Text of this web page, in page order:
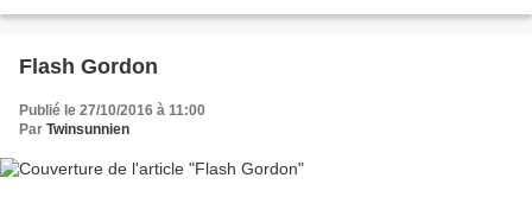
Flash Gordon
Publié le 27/10/2016 à 11:00
Par Twinsunnien